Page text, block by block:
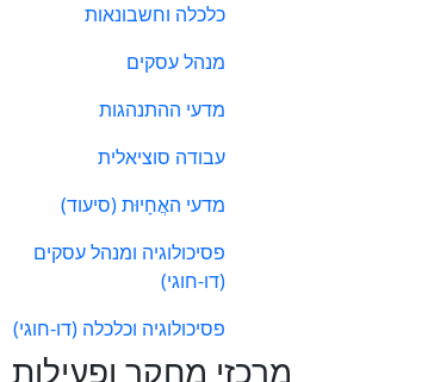
כלכלה וחשבונאות
מנהל עסקים
מדעי ההתנהגות
עבודה סוציאלית
מדעי האֲחָיוּת (סיעוד)
פסיכולוגיה ומנהל עסקים
(דו-חוגי)
פסיכולוגיה וכלכלה (דו-חוגי)
מרכזי מחקר ופעילות